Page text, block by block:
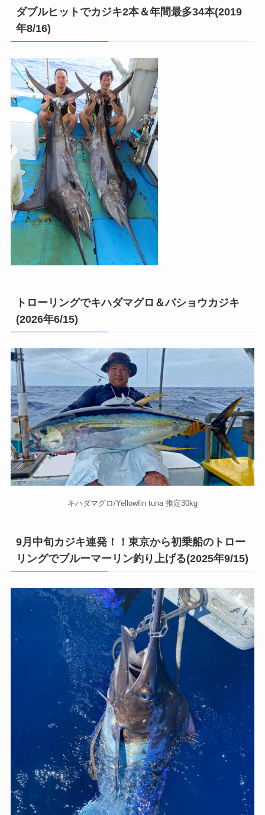
ダブルヒットでカジキ2本＆年間最多34本(2019
年8/16)
トローリングでキハダマグロ＆バショウカジキ
(2026年6/15)
キハダマグロ/Yellowfin tuna 推定30kg
9月中旬カジキ連発！！東京から初乗船のトロー
リングでブルーマーリン釣り上げる(2025年9/15)